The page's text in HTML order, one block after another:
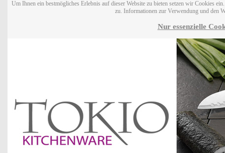
Um Ihnen ein bestmögliches Erlebnis auf dieser Website zu bieten setzen wir Cookies
zu. Informationen zur Verwendung und den
Nur essenzielle